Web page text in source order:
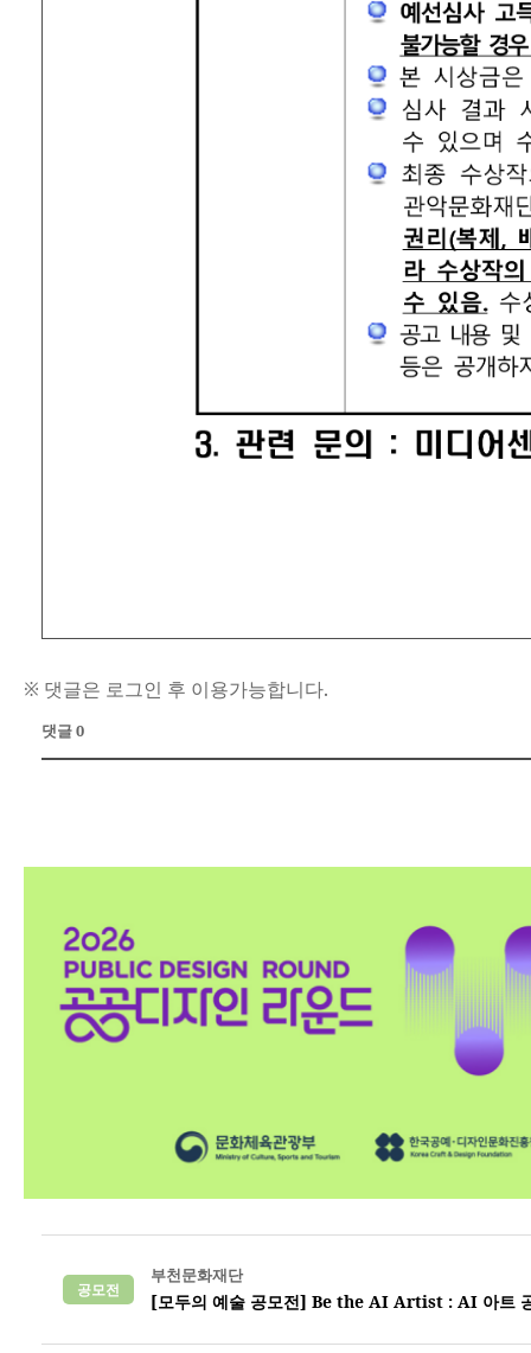
※ 댓글은 로그인 후 이용가능합니다.
댓글 0
공모전
부천문화재단
[모두의 예술 공모전] Be the AI Artist : AI 아트